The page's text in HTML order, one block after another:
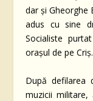
dar şi Gheorghe
adus cu sine
Socialiste
oraşul de pe Criş.
După defilarea
muzicii